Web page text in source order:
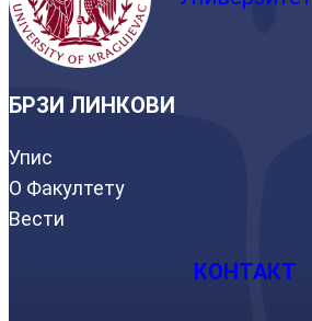
БРЗИ ЛИНКОВИ
Упис
О Факултету
Вести
КОНТАКТ